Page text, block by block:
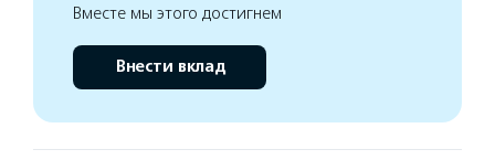
Вместе мы этого достигнем
Внести вклад